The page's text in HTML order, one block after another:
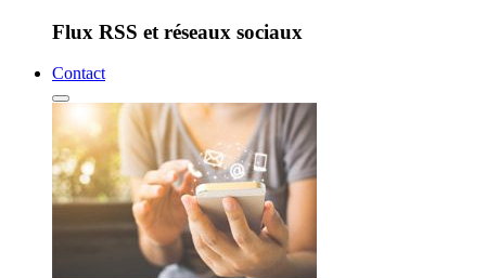
Flux RSS et réseaux sociaux
Contact